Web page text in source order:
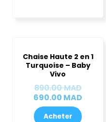
Chaise Haute 2 en 1
Turquoise – Baby
Vivo
890.00MAD
prix
initial
était :
690.00 MAD
prix
actuel
est :
Acheter